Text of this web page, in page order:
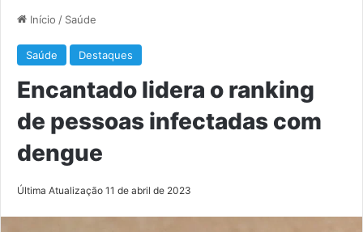
Início / Saúde
Saúde Destaques
Encantado lidera o ranking
de pessoas infectadas com
dengue
Última Atualização 11 de abril de 2023